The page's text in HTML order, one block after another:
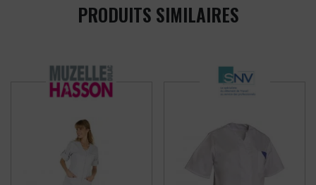
PRODUITS SIMILAIRES